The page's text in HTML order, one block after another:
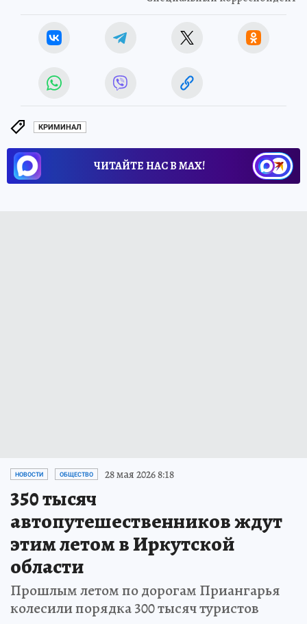
КРИМИНАЛ
ЧИТАЙТЕ НАС В МАХ!
НОВОСТИ ОБЩЕСТВО 28 мая 2026 8:18
350 тысяч
автопутешественников ждут
этим летом в Иркутской
области
Прошлым летом по дорогам Приангарья
колесили порядка 300 тысяч туристов